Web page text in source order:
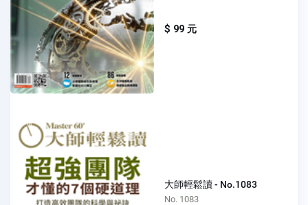
$ 99 元
大師輕鬆讀 - No.1083
No. 1083